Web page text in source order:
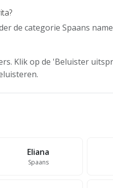
de categorie Spaans
Klik op de 'Beluister
Eliana
Spaans